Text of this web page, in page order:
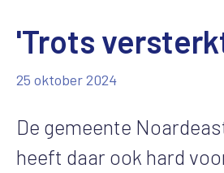
'Trots
25 oktober 2024
De gemeente
heeft daar ook hard